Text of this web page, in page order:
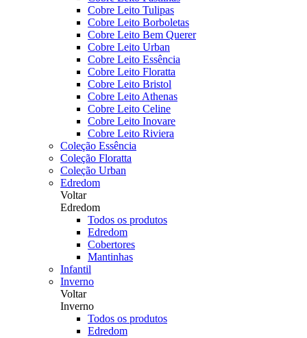
Cobre Leito Tulipas
Cobre Leito Borboletas
Cobre Leito Bem Querer
Cobre Leito Urban
Cobre Leito Essência
Cobre Leito Floratta
Cobre Leito Bristol
Cobre Leito Athenas
Cobre Leito Celine
Cobre Leito Inovare
Cobre Leito Riviera
Coleção Essência
Coleção Floratta
Coleção Urban
Edredom
Voltar
Edredom
Todos os produtos
Edredom
Cobertores
Mantinhas
Infantil
Inverno
Voltar
Inverno
Todos os produtos
Edredom